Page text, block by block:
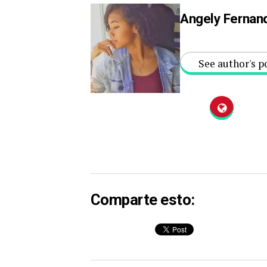
Angely
See author's
Comparte esto: